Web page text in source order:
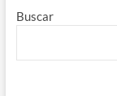
Buscar